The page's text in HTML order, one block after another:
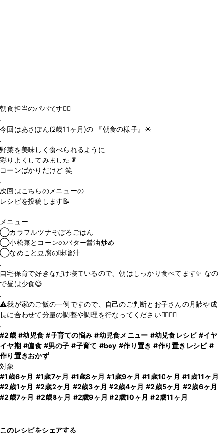
朝食担当のパパです🙋‍♂️
.
今回はあさぽん(2歳11ヶ月)の 『朝食の様子』☀️
.
野菜を美味しく食べられるように
彩りよくしてみました🥬
コーンばかりだけど 笑
.
次回はこちらのメニューの
レシピを投稿します📝
メニュー
◯カラフルツナそぼろごはん
◯小松菜とコーンのバター醤油炒め
◯なめこと豆腐の味噌汁
.
自宅保育で好きなだけ寝ているので、朝はしっかり食べてます✨ なの
で昼は少食😅
.
⚠️我が家のご飯の一例ですので、自己のご判断とお子さんの月齢や成
長に合わせて分量の調整や調理を行なってください🙇‍♂️🙇‍♀️
#2歳 #幼児食 #子育ての悩み #幼児食メニュー #幼児食レシピ #イヤ
イヤ期 #偏食 #男の子 #子育て #boy #作り置き #作り置きレシピ #
作り置きおかず
#1歳6ヶ月 #1歳7ヶ月 #1歳8ヶ月 #1歳9ヶ月 #1歳10ヶ月 #1歳11ヶ月
#2歳1ヶ月 #2歳2ヶ月 #2歳3ヶ月 #2歳4ヶ月 #2歳5ヶ月 #2歳6ヶ月
#2歳7ヶ月 #2歳8ヶ月 #2歳9ヶ月 #2歳10ヶ月 #2歳11ヶ月
このレシピをシェアする